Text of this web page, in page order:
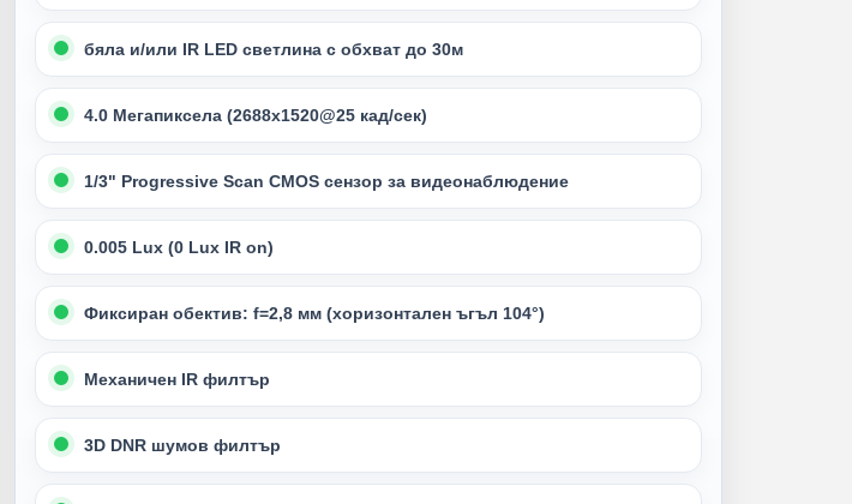
бяла и/или IR LED светлина с обхват до 30м
4.0 Мегапиксела (2688x1520@25 кад/сек)
1/3" Progressive Scan CMOS сензор за видеонаблюдение
0.005 Lux (0 Lux IR on)
Фиксиран обектив: f=2,8 мм (хоризонтален ъгъл 104°)
Механичен IR филтър
3D DNR шумов филтър